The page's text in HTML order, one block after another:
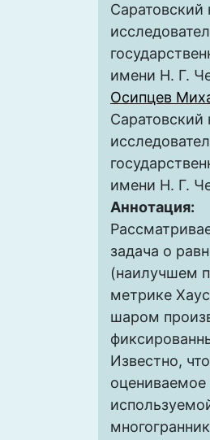
имени Н. Г.
Осипцев
имени Н. Г.
Аннотация:
задача о
(наилучшем
метрике
шаром
Известно,